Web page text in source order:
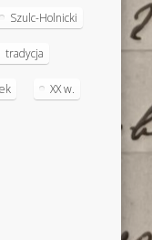
Szulc-Holnicki
tradycja
XX w.